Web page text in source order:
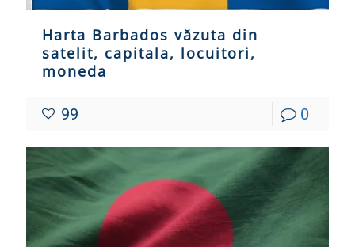
Harta Barbados văzuta din
satelit, capitala, locuitori,
moneda
99 0